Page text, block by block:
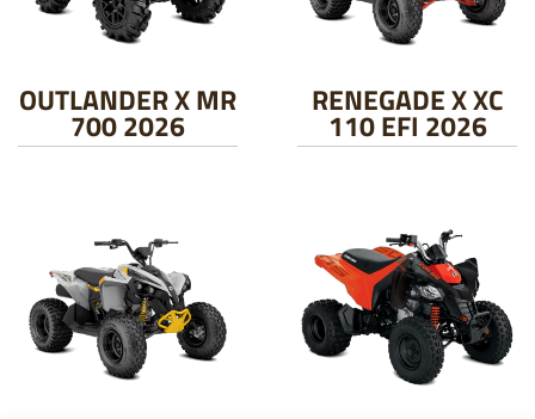
OUTLANDER X MR
700 2026
RENEGADE X XC
110 EFI 2026